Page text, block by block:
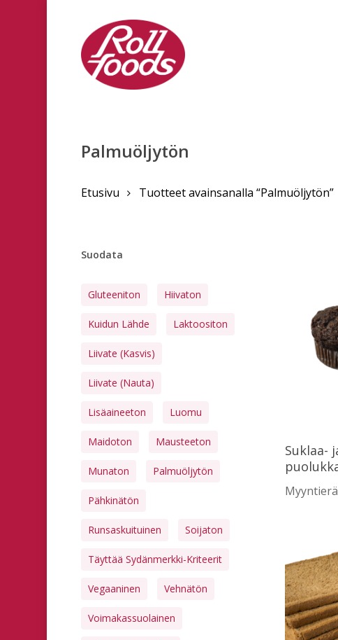
Hit enter to search or ESC to close
Palmuöljytön
Etusivu Tuotteet avainsanalla “Palmuöljytön”
Suodata
Gluteeniton Hiivaton
Kuidun Lähde Laktoositon
Liivate (kasvis)
Liivate (nauta)
Lisäaineeton Luomu
Maidoton Mausteeton
Munaton Palmuöljytön
Pähkinätön
Runsaskuituinen Soijaton
Täyttää Sydänmerkki-Kriteerit
Vegaaninen Vehnätön
Voimakassuolainen
Suklaa-